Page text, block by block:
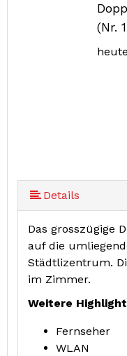
(Nr.
Details
Das grosszügige
auf die
Städtlizentrum.
im Zimmer.
Weitere
Fernseher
WLAN